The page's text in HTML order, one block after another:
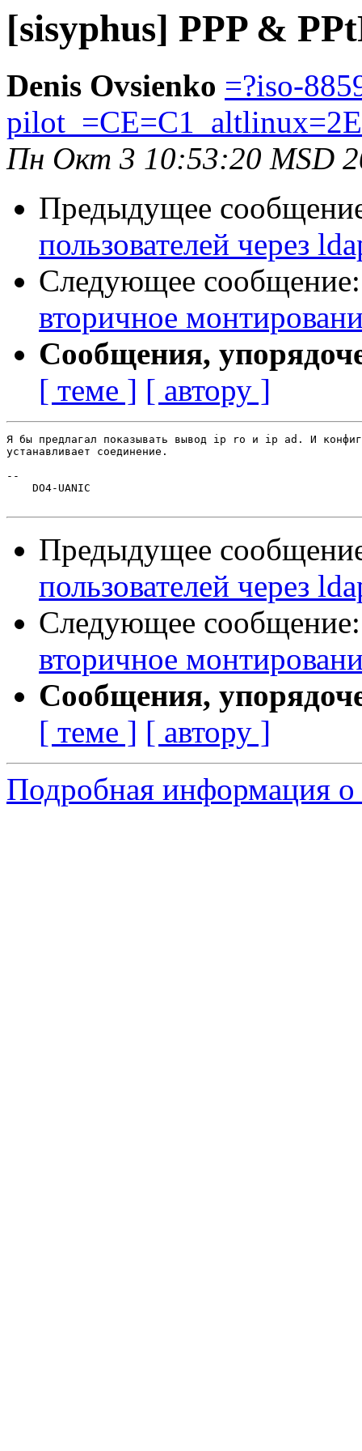
[sisyphus] PPP &
Denis Ovsienko =?iso-
Пн Окт 3 10:53:20 MSD
Предыдущее
пользователей через
Следующее
вторичное
Сообщения,
[ теме ] [ автору ]
Я бы предлагал показывать вывод ip ro и ip ad. И
устанавливает соединение.
--
    DO4-UANIC
Предыдущее
пользователей через
Следующее
вторичное
Сообщения,
[ теме ] [ автору ]
Подробная информация о